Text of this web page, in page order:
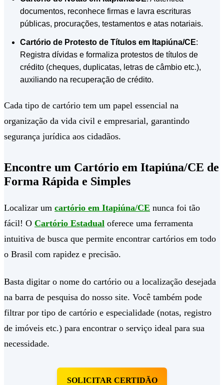
documentos, reconhece firmas e lavra escrituras
públicas, procurações, testamentos e atas notariais.
Cartório de Protesto de Títulos em Itapiúna/CE:
Registra dívidas e formaliza protestos de títulos de
crédito (cheques, duplicatas, letras de câmbio etc.),
auxiliando na recuperação de crédito.
Cada tipo de cartório tem um papel essencial na
organização da vida civil e empresarial, garantindo
segurança jurídica aos cidadãos.
Encontre um Cartório em Itapiúna/CE de
Forma Rápida e Simples
Localizar um cartório em Itapiúna/CE nunca foi tão
fácil! O Cartório Estadual oferece uma ferramenta
intuitiva de busca que permite encontrar cartórios em todo
o Brasil com rapidez e precisão.
Basta digitar o nome do cartório ou a localização desejada
na barra de pesquisa do nosso site. Você também pode
filtrar por tipo de cartório e especialidade (notas, registro
de imóveis etc.) para encontrar o serviço ideal para sua
necessidade.
SOLICITAR CERTIDÃO